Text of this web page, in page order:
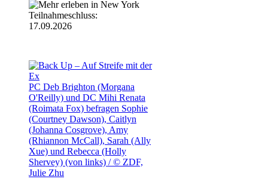
Teilnahmeschluss:
17.09.2026
PC Deb Brighton (Morgana
O'Reilly) und DC Mihi Renata
(Roimata Fox) befragen Sophie
(Courtney Dawson), Caitlyn
(Johanna Cosgrove), Amy
(Rhiannon McCall), Sarah (Ally
Xue) und Rebecca (Holly
Shervey) (von links) / © ZDF,
Julie Zhu